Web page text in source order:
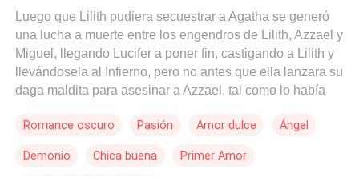
Luego que Lilith pudiera secuestrar a Agatha se generó
una lucha a muerte entre los engendros de Lilith, Azzael y
Miguel, llegando Lucifer a poner fin, castigando a Lilith y
llevándosela al Infierno, pero no antes que ella lanzara su
daga maldita para asesinar a Azzael, tal como lo había
de Azzael recibiendo la daga justo en su corazón. Azzael
perdón a su padre, recibiendo sus alas de vuelta para
Romance oscuro Pasión Amor dulce Ángel
Demonio Chica buena Primer Amor